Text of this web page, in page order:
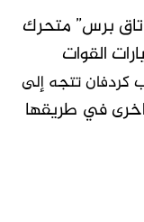
برس” متحرك
القوات
كردفان تتجه إلى
في طريقها